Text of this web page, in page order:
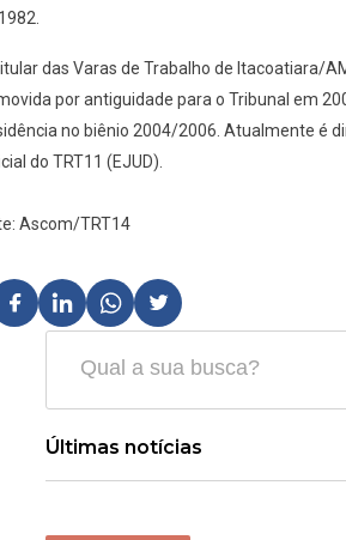
das Varas de Trabalho de Itacoatiara/
por antiguidade para o Tribunal em
no biênio 2004/2006. Atualmente é
do TRT11 (EJUD).
Ascom/TRT14
Últimas notícias